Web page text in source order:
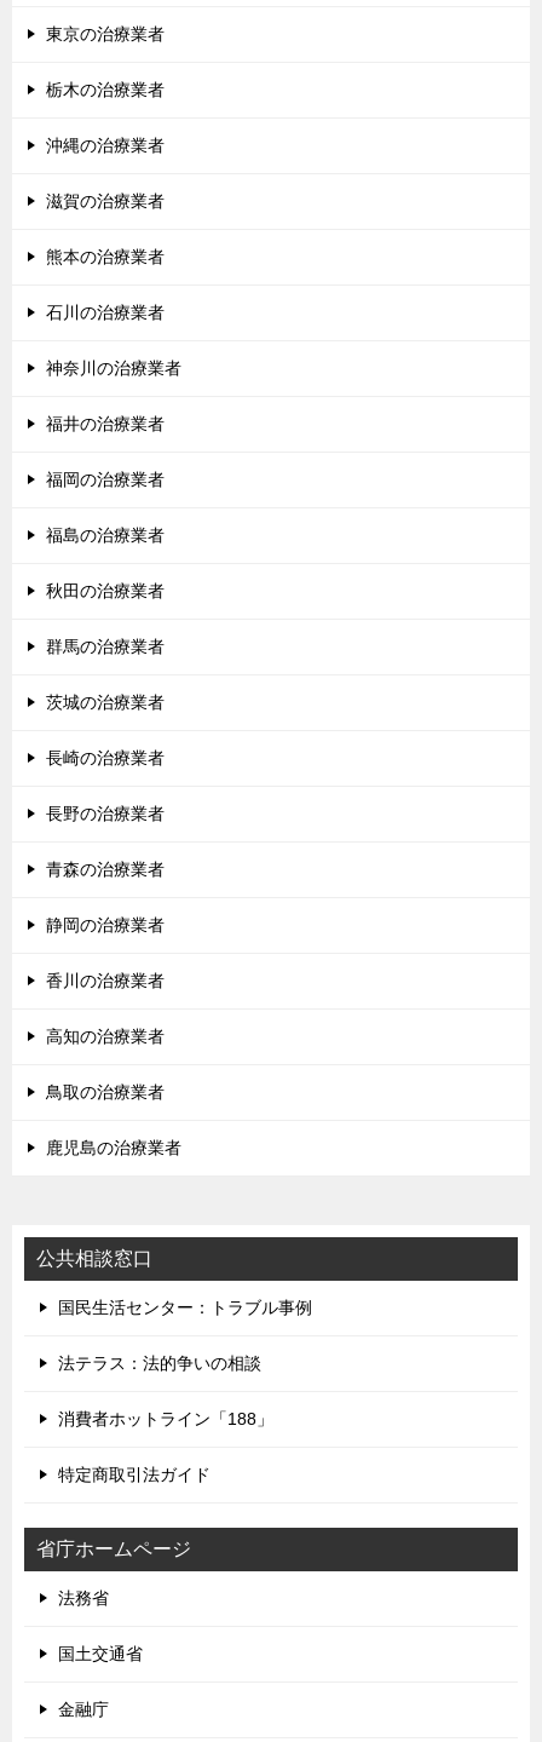
東京の治療業者
栃木の治療業者
沖縄の治療業者
滋賀の治療業者
熊本の治療業者
石川の治療業者
神奈川の治療業者
福井の治療業者
福岡の治療業者
福島の治療業者
秋田の治療業者
群馬の治療業者
茨城の治療業者
長崎の治療業者
長野の治療業者
青森の治療業者
静岡の治療業者
香川の治療業者
高知の治療業者
鳥取の治療業者
鹿児島の治療業者
公共相談窓口
国民生活センター：トラブル事例
法テラス：法的争いの相談
消費者ホットライン「188」
特定商取引法ガイド
省庁ホームページ
法務省
国土交通省
金融庁